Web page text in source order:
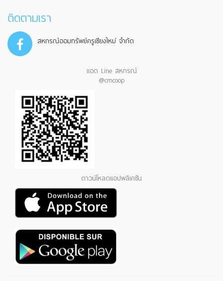
ติดตามเรา
สหกรณ์ออมทรัพย์ครูเชียงใหม่ จำกัด
แอด Line สหกรณ์
@cmcoop
ดาวน์โหลดแอปพลิเคชัน